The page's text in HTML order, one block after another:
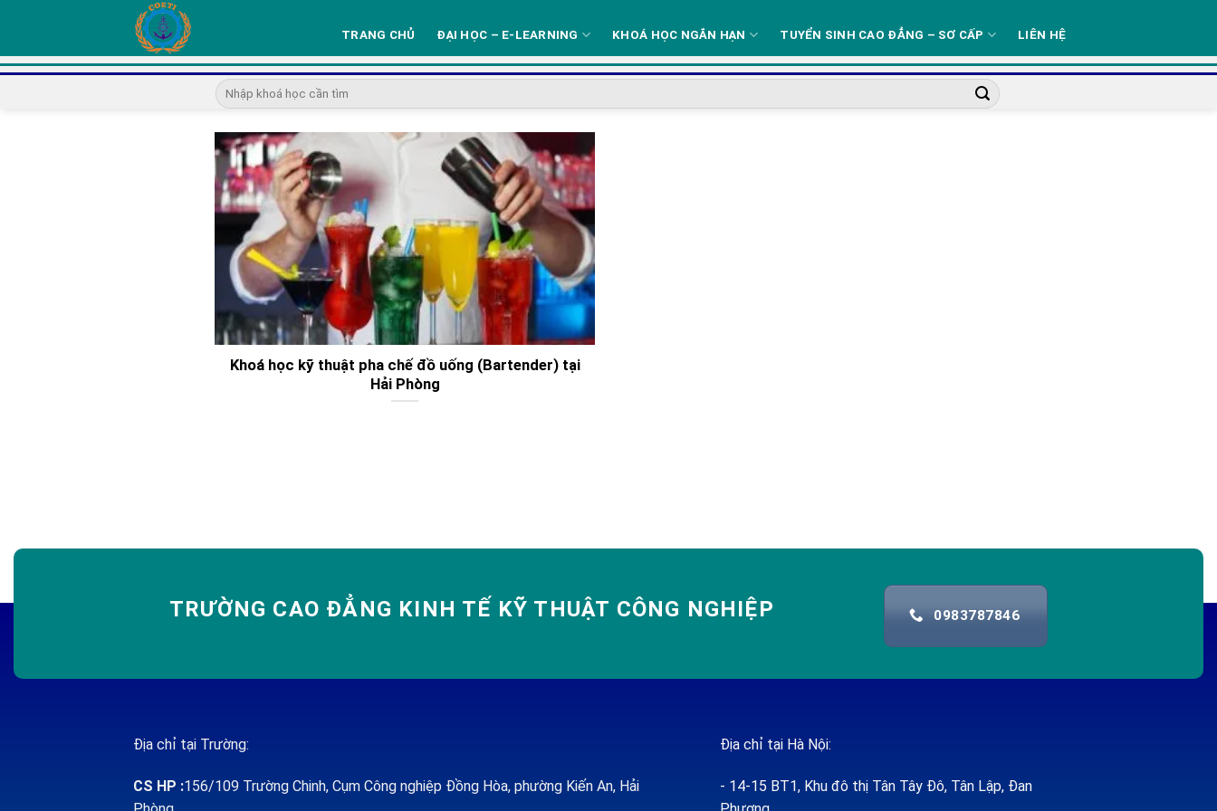
content
TRANG CHỦ ĐẠI HỌC – E-LEARNING KHOÁ HỌC NGẮN HẠN TUYỂN SINH CAO ĐẲNG – SƠ CẤP LIÊN HỆ
Khoá học kỹ thuật pha chế đồ uống (Bartender) tại
Hải Phòng
TRƯỜNG CAO ĐẲNG KINH TẾ KỸ THUẬT CÔNG NGHIỆP 0983787846
Địa chỉ tại Trường:
CS HP :156/109 Trường Chinh, Cụm Công nghiệp Đồng Hòa, phường Kiến An, Hải
Địa chỉ tại Hà Nội:
- 14-15 BT1, Khu đô thị Tân Tây Đô, Tân Lập, Đan